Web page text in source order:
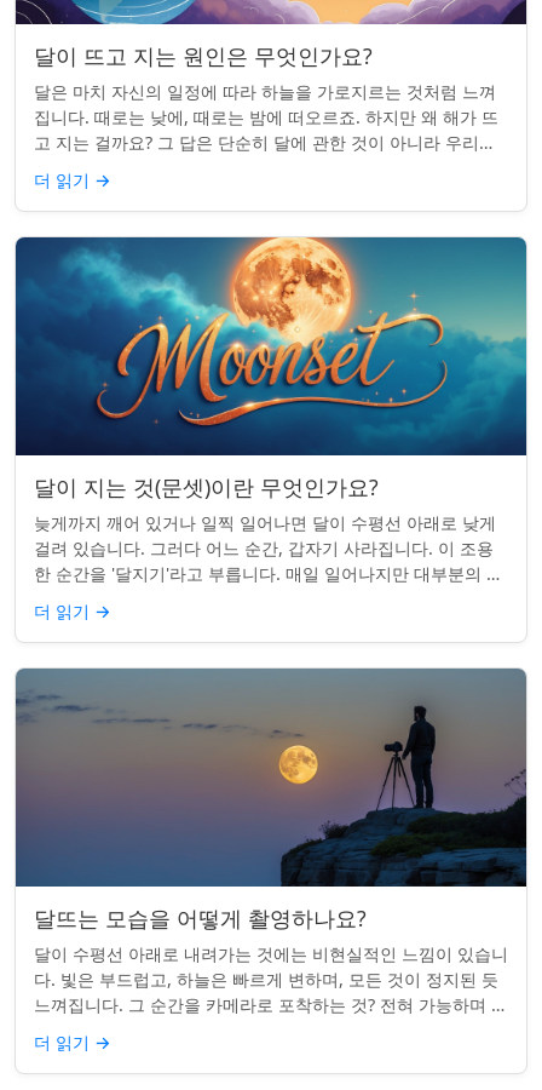
달이 뜨고 지는 원인은 무엇인가요?
달은 마치 자신의 일정에 따라 하늘을 가로지르는 것처럼 느껴
집니다. 때로는 낮에, 때로는 밤에 떠오르죠. 하지만 왜 해가 뜨
고 지는 걸까요? 그 답은 단순히 달에 관한 것이 아니라 우리에
관한 것입니다. 핵심 통찰:...
더 읽기 →
달이 지는 것(문셋)이란 무엇인가요?
늦게까지 깨어 있거나 일찍 일어나면 달이 수평선 아래로 낮게
걸려 있습니다. 그러다 어느 순간, 갑자기 사라집니다. 이 조용
한 순간을 '달지기'라고 부릅니다. 매일 일어나지만 대부분의 사
람들은 놓치곤 합니다. 핵심 ...
더 읽기 →
달뜨는 모습을 어떻게 촬영하나요?
달이 수평선 아래로 내려가는 것에는 비현실적인 느낌이 있습니
다. 빛은 부드럽고, 하늘은 빠르게 변하며, 모든 것이 정지된 듯
느껴집니다. 그 순간을 카메라로 포착하는 것? 전혀 가능하며 가
치가 있습니다. 간단한 팁:...
더 읽기 →